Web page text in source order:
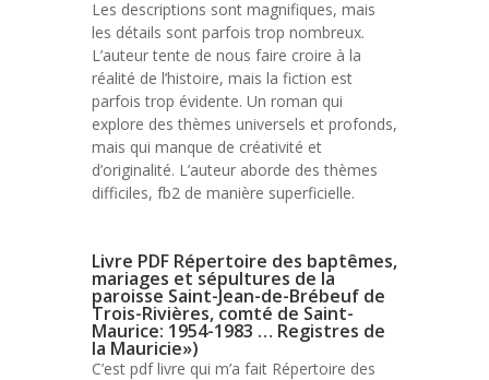
Les descriptions sont magnifiques, mais
les détails sont parfois trop nombreux.
L’auteur tente de nous faire croire à la
réalité de l’histoire, mais la fiction est
parfois trop évidente. Un roman qui
explore des thèmes universels et profonds,
mais qui manque de créativité et
d’originalité. L’auteur aborde des thèmes
difficiles, fb2 de manière superficielle.
Livre PDF Répertoire des baptêmes,
mariages et sépultures de la
paroisse Saint-Jean-de-Brébeuf de
Trois-Rivières, comté de Saint-
Maurice: 1954-1983 … Registres de
la Mauricie»)
C’est pdf livre qui m’a fait Répertoire des